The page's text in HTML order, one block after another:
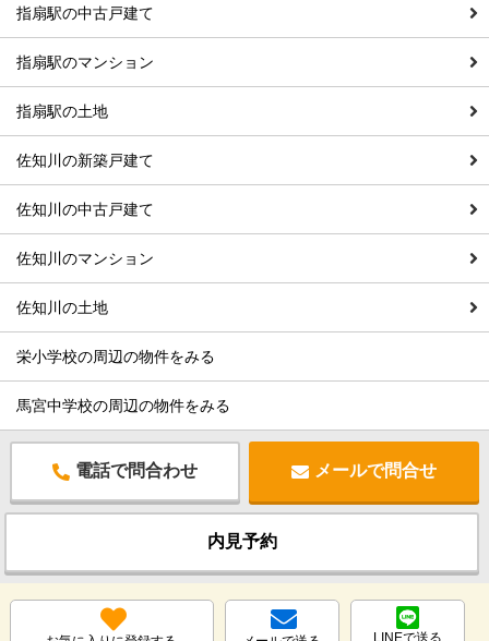
指扇駅の中古戸建て
指扇駅のマンション
指扇駅の土地
佐知川の新築戸建て
佐知川の中古戸建て
佐知川のマンション
佐知川の土地
栄小学校の周辺の物件をみる
馬宮中学校の周辺の物件をみる
電話で問合わせ メールで問合せ
内見予約